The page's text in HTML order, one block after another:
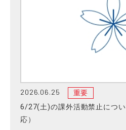
2026.06.25 重要
6/27(土)の課外活動禁止につ
応）